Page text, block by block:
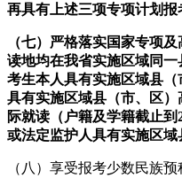
再具有上述三项专项计划报
（七） 严格落实国家专项
读地均在我省实施区域同
考生本人具有实施区域县
具有实施区域县（市、区
际就读（户籍及学籍截止
或法定监护人具有实施区域
（八）享受报考少数民族